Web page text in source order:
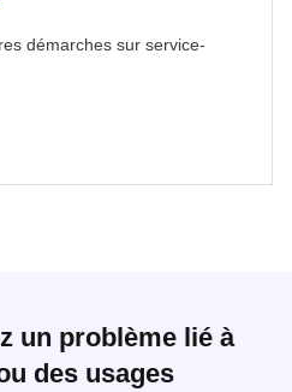
démarches sur service-
un problème lié à
des usages